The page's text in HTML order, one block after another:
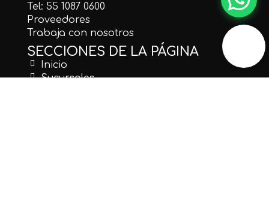
Tel: 55 1087 0600
Proveedores
Trabaja con nosotros
SECCIONES DE LA PÁGINA
Inicio
Sucursales